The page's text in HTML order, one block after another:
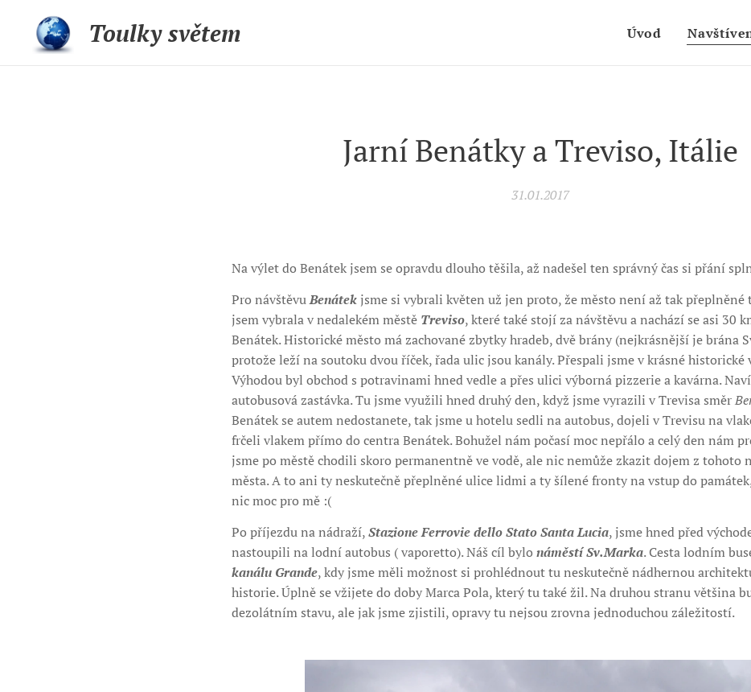
Toulky světem Úvod
Jarní Benátky a Treviso, Itálie
31.01.2017
Na výlet do Benátek jsem se opravdu dlouho těšila, až nadešel ten správný čas si přání
Pro návštěvuBenátekjsme si vybrali květen už jen proto, že město není až tak přeplněné
jsem vybrala v nedalekém městě Treviso, které také stojí za návštěvu a nachází se asi 30
Benátek. Historické město má zachované zbytky hradeb, dvě brány (nejkrásnější je brána
protože leží na soutoku dvou říček, řada ulic jsou kanály. Přespali jsme v krásné historické
Výhodou byl obchod s potravinami hned vedle a přes ulici výborná pizzerie a kavárna.
autobusová zastávka. Tu jsme využili hned druhý den, když jsme vyrazili v Trevisa směr
Benátek se autem nedostanete, tak jsme u hotelu sedli na autobus, dojeli v Trevisu na
frčeli vlakem přímo do centra Benátek. Bohužel nám počasí moc nepřálo a celý den nám
jsme po městě chodili skoro permanentně ve vodě, ale nic nemůže zkazit dojem z tohoto
města. A to ani ty neskutečně přeplněné ulice lidmi a ty šílené fronty na vstup do
nic moc pro mě :(
Po příjezdu na nádraží,Stazione Ferrovie dello Stato Santa Lucia, jsme hned před
nastoupili na lodní autobus ( vaporetto). Náš cíl bylo náměstí Sv.Marka. Cesta lodním
kanálu Grande, kdy jsme měli možnost si prohlédnout tu neskutečně nádhernou
historie. Úplně se vžijete do doby Marca Pola, který tu také žil. Na druhou stranu většina
dezolátním stavu, ale jak jsme zjistili, opravy tu nejsou zrovna jednoduchou záležitostí.